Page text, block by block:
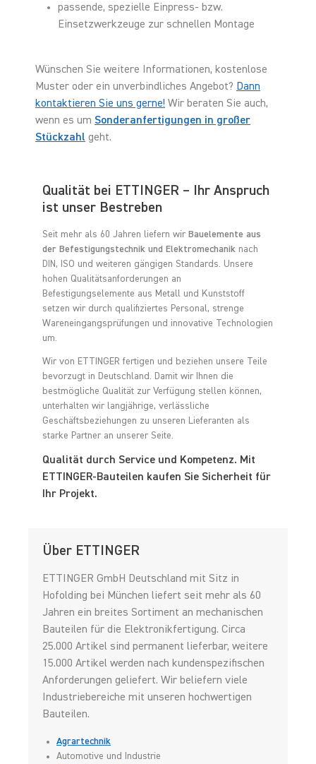
passende, spezielle Einpress- bzw.
Einsetzwerkzeuge zur schnellen Montage
Wünschen Sie weitere Informationen, kostenlose
Muster oder ein unverbindliches Angebot? Dann
kontaktieren Sie uns gerne! Wir beraten Sie auch,
wenn es um Sonderanfertigungen in großer
Stückzahl geht.
Qualität bei ETTINGER – Ihr Anspruch
ist unser Bestreben
Seit mehr als 60 Jahren liefern wir Bauelemente aus
der Befestigungstechnik und Elektromechanik nach
DIN, ISO und weiteren gängigen Standards. Unsere
hohen Qualitätsanforderungen an
Befestigungselemente aus Metall und Kunststoff
setzen wir durch qualifiziertes Personal, strenge
Wareneingangsprüfungen und innovative Technologien
um.
Wir von ETTINGER fertigen und beziehen unsere Teile
bevorzugt in Deutschland. Damit wir Ihnen die
bestmögliche Qualität zur Verfügung stellen können,
unterhalten wir langjährige, verlässliche
Geschäftsbeziehungen zu unseren Lieferanten als
starke Partner an unserer Seite.
Qualität durch Service und Kompetenz. Mit
ETTINGER-Bauteilen kaufen Sie Sicherheit für
Ihr Projekt.
Über ETTINGER
ETTINGER GmbH Deutschland mit Sitz in
Hofolding bei München liefert seit mehr als 60
Jahren ein breites Sortiment an mechanischen
Bauteilen für die Elektronikfertigung. Circa
25.000 Artikel sind permanent lieferbar, weitere
15.000 Artikel werden nach kundenspezifischen
Anforderungen geliefert. Wir beliefern viele
Industriebereiche mit unseren hochwertigen
Bauteilen.
Agrartechnik
Automotive und Industrie